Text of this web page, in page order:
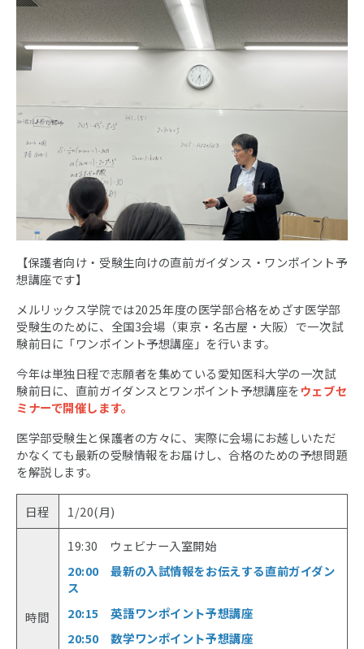
【保護者向け・受験生向けの直前ガイダンス・ワンポイント予
想講座です】
メルリックス学院では2025年度の医学部合格をめざす医学部
受験生のために、全国3会場（東京・名古屋・大阪）で一次試
験前日に「ワンポイント予想講座」を行います。
今年は単独日程で志願者を集めている愛知医科大学の一次試
験前日に、直前ガイダンスとワンポイント予想講座をウェブセ
ミナーで開催します。
医学部受験生と保護者の方々に、実際に会場にお越しいただ
かなくても最新の受験情報をお届けし、合格のための予想問題
を解説します。
日程 1/20(月)
時間
19:30 ウェビナー入室開始
20:00 最新の入試情報をお伝えする直前ガイダン
ス
20:15 英語ワンポイント予想講座
20:50 数学ワンポイント予想講座